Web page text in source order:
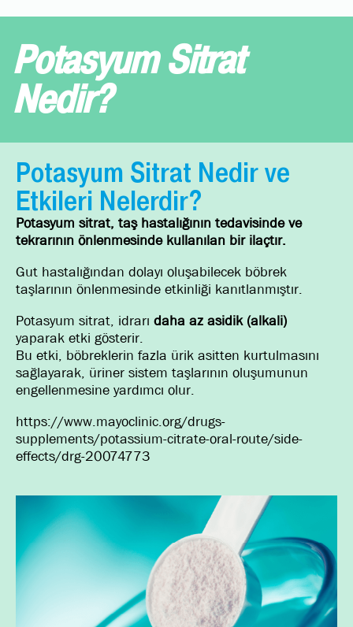
Potasyum Sitrat
Nedir?
Potasyum Sitrat Nedir ve
Etkileri Nelerdir?
Potasyum sitrat, taş hastalığının tedavisinde ve
tekrarının önlenmesinde kullanılan bir ilaçtır.
Gut hastalığından dolayı oluşabilecek böbrek
taşlarının önlenmesinde etkinliği kanıtlanmıştır.
Potasyum sitrat, idrarı daha az asidik (alkali)
yaparak etki gösterir.
Bu etki, böbreklerin fazla ürik asitten kurtulmasını
sağlayarak, üriner sistem taşlarının oluşumunun
engellenmesine yardımcı olur.
https://www.mayoclinic.org/drugs-
supplements/potassium-citrate-oral-route/side-
effects/drg-20074773